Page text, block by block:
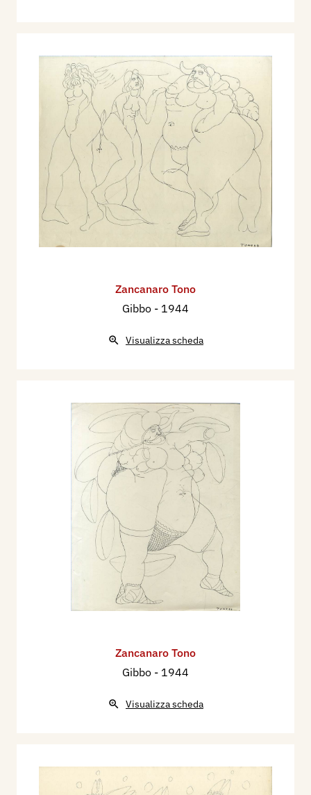
Zancanaro Tono
Gibbo - 1944
Visualizza scheda
Zancanaro Tono
Gibbo - 1944
Visualizza scheda